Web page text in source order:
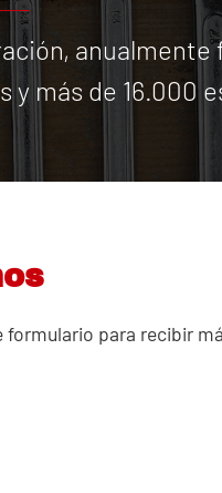
anualmente
y más de 16.000
formulario para recibir